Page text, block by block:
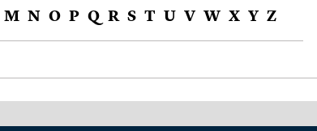
M N O P Q R S T U V W X Y Z